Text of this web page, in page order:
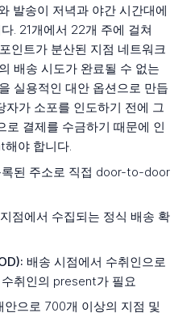
발송이 저녁과 야간 시간대에
. 21개에서 22개 주에 걸쳐
인트가 분산된 지점 네트워크
배송 시도가 완료될 수 없는
실용적인 대안 옵션으로 만듭
자가 소포를 인도하기 전에 그
로 결제를 수금하기 때문에 인
야 합니다.
록된 주소로 직접 door-to-door
점에서 수집되는 정식 배송 확
배송 시점에서 수취인으로
취인의 present가 필요
안으로 700개 이상의 지점 및